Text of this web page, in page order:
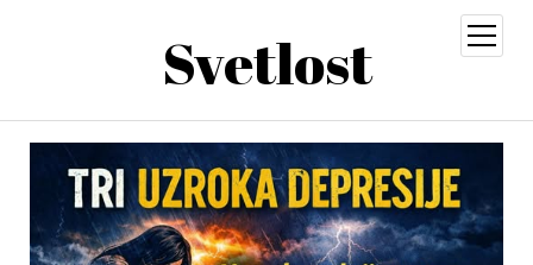
Svetlost
open
menu